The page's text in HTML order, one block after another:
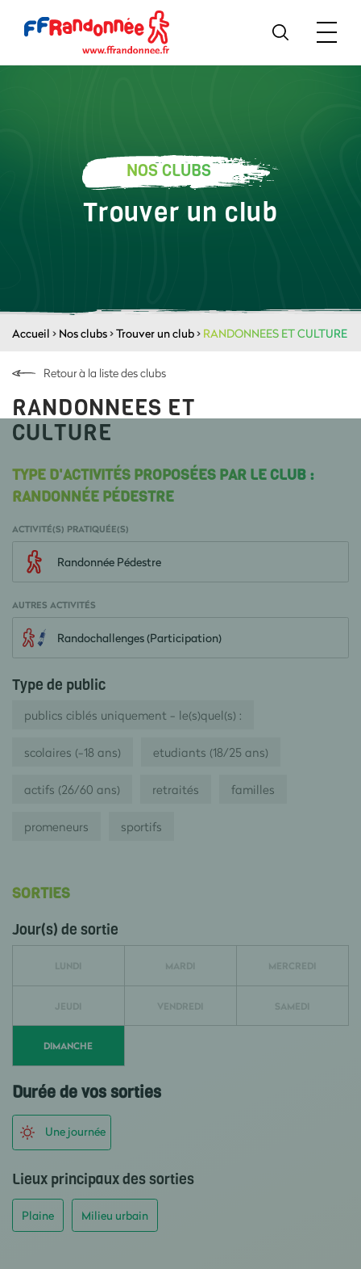
NOS CLUBS
Trouver un club
Accueil > Nos clubs>Trouver un club> RANDONNEES ET CULTURE
Retour à la liste des clubs
RANDONNEES ET
CULTURE
TYPE D'ACTIVITÉS PROPOSÉES PAR LE CLUB :
RANDONNÉE PÉDESTRE
ACTIVITÉ(S) PRATIQUÉE(S)
Randonnée Pédestre
AUTRES ACTIVITÉS
Randochallenges (Participation)
Type de public
publics ciblés uniquement - le(s)quel(s) :
scolaires (-18 ans) etudiants (18/25 ans)
actifs (26/60 ans) retraités familles
promeneurs sportifs
SORTIES
Jour(s) de sortie
LUNDI MARDI MERCREDI
JEUDI VENDREDI SAMEDI
DIMANCHE
Durée de vos sorties
Une journée
Lieux principaux des sorties
Plaine Milieu urbain